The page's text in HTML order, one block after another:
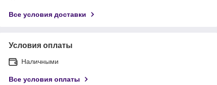
Все условия доставки
Условия оплаты
Наличными
Все условия оплаты